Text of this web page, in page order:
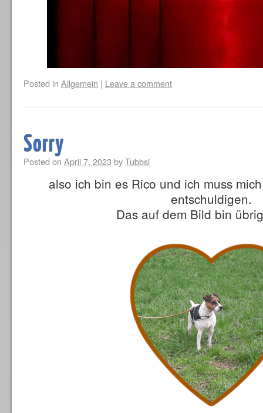
Posted in Allgemein | Leave a comment
Sorry
Posted on April 7, 2023 byTubbsi
also ich bin es Rico und ich muss
entschuldigen.
Das auf dem Bild bin